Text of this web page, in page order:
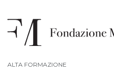
ALTA FORMAZIONE